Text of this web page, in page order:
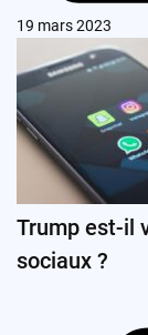
19 mars 2023
Trump est-il
sociaux ?